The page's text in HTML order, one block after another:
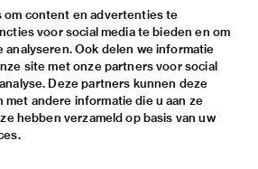
om content en advertenties te
voor social media te bieden en om
Ook delen we informatie
site met onze partners voor social
Deze partners kunnen deze
andere informatie die u aan ze
hebben verzameld op basis van uw